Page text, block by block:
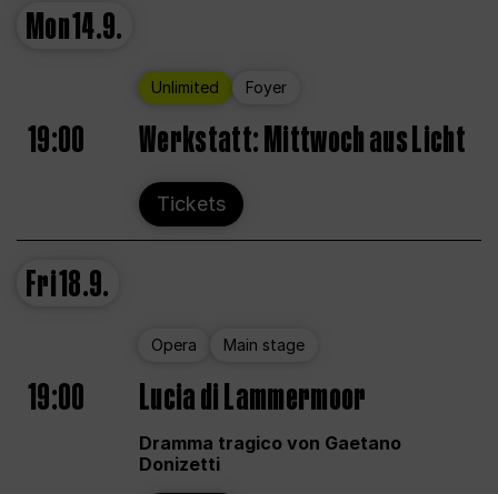
Mon14.9.
Unlimited Foyer
19:00 Werkstatt: Mittwoch aus Licht
Tickets
Fri18.9.
Opera Main stage
19:00 Lucia di Lammermoor
Dramma tragico von Gaetano
Donizetti